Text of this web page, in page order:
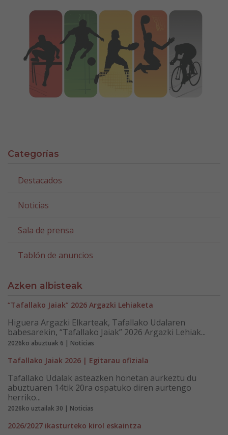
Categorías
Destacados
Noticias
Sala de prensa
Tablón de anuncios
Azken albisteak
“Tafallako Jaiak” 2026 Argazki Lehiaketa
Higuera Argazki Elkarteak, Tafallako Udalaren
babesarekin, “Tafallako Jaiak” 2026 Argazki Lehiak...
2026ko abuztuak 6 | Noticias
Tafallako Jaiak 2026 | Egitarau ofiziala
Tafallako Udalak asteazken honetan aurkeztu du
abuztuaren 14tik 20ra ospatuko diren aurtengo
herriko...
2026ko uztailak 30 | Noticias
2026/2027 ikasturteko kirol eskaintza